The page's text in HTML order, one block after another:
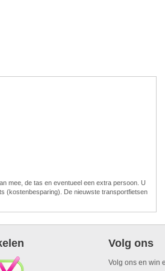
mee, de tas en eventueel een extra persoon. U
(kostenbesparing). De nieuwste transportfietsen
Volg ons
Volg ons en win